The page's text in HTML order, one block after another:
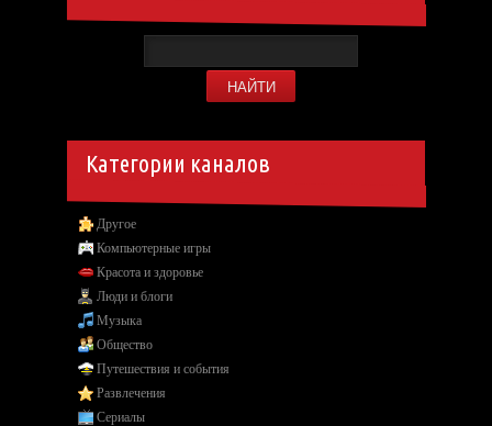
Категории каналов
Другое
Компьютерные игры
Красота и здоровье
Люди и блоги
Музыка
Общество
Путешествия и события
Развлечения
Сериалы